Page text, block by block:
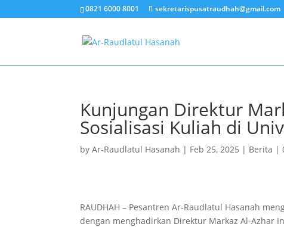
0821 6000 8001 sekretarispusatraudhah@gmail.com
Kunjungan Direktur
Sosialisasi Kuliah di
byAr-Raudlatul Hasanah | Feb 25, 2025 | Berita |
RAUDHAH – Pesantren Ar-Raudlatul Hasanah
dengan menghadirkan Direktur Markaz Al-Azhar